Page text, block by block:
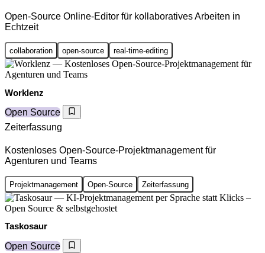
Open-Source Online-Editor für kollaboratives Arbeiten in
Echtzeit
collaboration open-source real-time-editing
Worklenz
Open Source
Zeiterfassung
Kostenloses Open-Source-Projektmanagement für
Agenturen und Teams
Projektmanagement Open-Source Zeiterfassung
Taskosaur
Open Source